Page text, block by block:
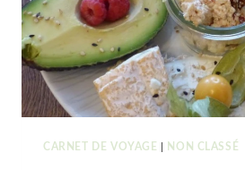
CARNET DE VOYAGE NON CLASSÉ